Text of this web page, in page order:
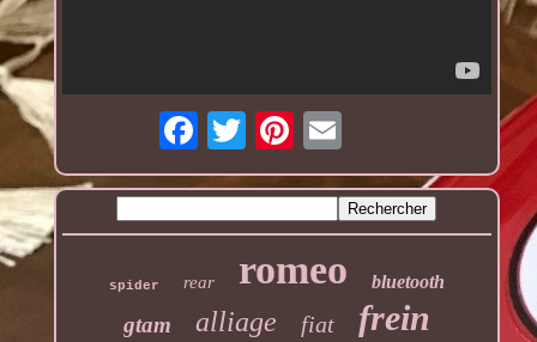
spider rear romeo bluetooth
gtam alliage fiat frein